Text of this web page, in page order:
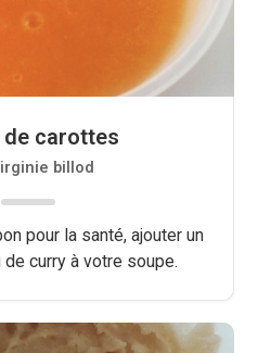
de carottes
billod
pour la santé, ajouter un
curry à votre soupe.